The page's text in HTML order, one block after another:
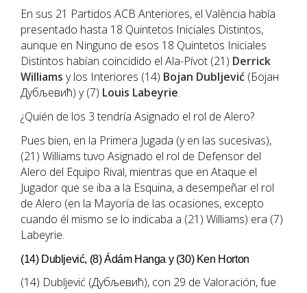
En sus 21 Partidos ACB Anteriores, el València había
presentado hasta 18 Quintetos Iniciales Distintos,
aunque en Ninguno de esos 18 Quintetos Iniciales
Distintos habían coincidido el Ala-Pívot (21) Derrick
Williams y los Interiores (14) Bojan Dubljević (Бојан
Дубљевић) y (7) Louis Labeyrie.
¿Quién de los 3 tendría Asignado el rol de Alero?
Pues bien, en la Primera Jugada (y en las sucesivas),
(21) Williams tuvo Asignado el rol de Defensor del
Alero del Equipo Rival, mientras que en Ataque el
Jugador que se iba a la Esquina, a desempeñar el rol
de Alero (en la Mayoría de las ocasiones, excepto
cuando él mismo se lo indicaba a (21) Williams) era (7)
Labeyrie.
(14) Dubljević, (8) Ádám Hanga y (30) Ken Horton
(14) Dubljević (Дубљевић), con 29 de Valoración, fue